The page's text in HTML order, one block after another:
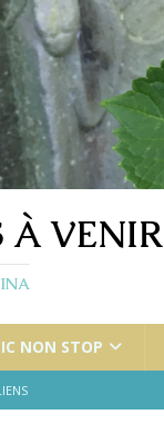
À VENIR
NON STOP